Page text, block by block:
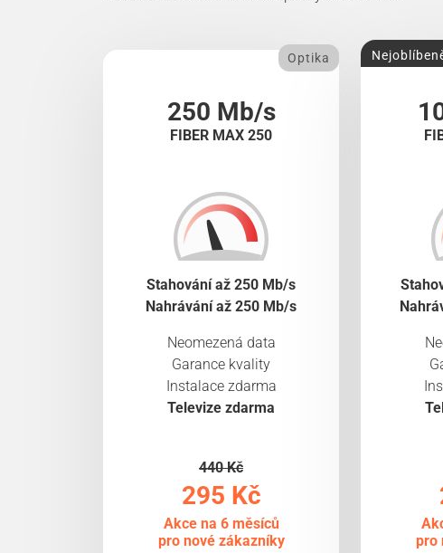
250 Mb/s
FIBER MAX 250
Optika
Stahování až 250 Mb/s
Nahrávání až 250 Mb/s
Neomezená data
Garance kvality
Instalace zdarma
Televize zdarma
440 Kč
295 Kč
Akce na 6 měsíců
pro nové zákazníky
pro